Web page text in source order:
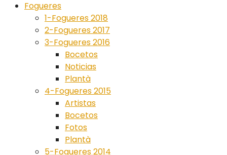
Fogueres
1-Fogueres 2018
2-Fogueres 2017
3-Fogueres 2016
Bocetos
Noticias
Plantà
4-Fogueres 2015
Artistas
Bocetos
Fotos
Plantà
5-Fogueres 2014